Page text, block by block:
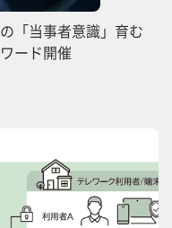
「当事者意識」育む
ード開催